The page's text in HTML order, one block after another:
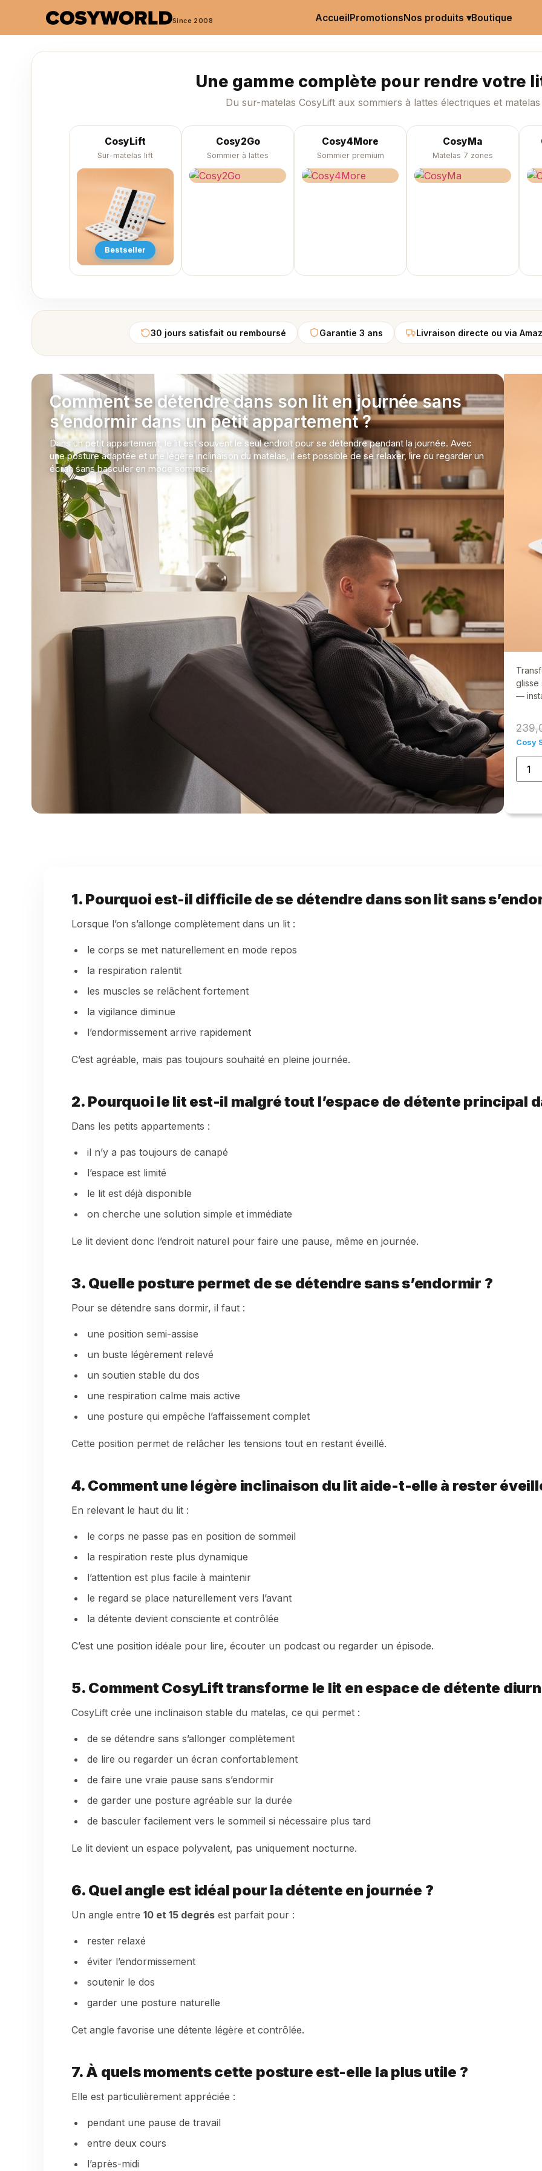
Since 2008 AccueilPromotionsNos produits ▾Boutique
Une gamme complète pour rendre votre
Du sur-matelas CosyLift aux sommiers à lattes électriques et
CosyLift
Sur-matelas lift
Bestseller
Cosy2Go
Sommier à lattes
Cosy4More
Sommier premium
CosyMa
Matelas 7 zones
30 jours satisfait ou remboursé Garantie 3 ans Livraison directe ou via
Comment se détendre dans son lit en journée sans
s’endormir dans un petit appartement ?
Dans un petit appartement, le lit est souvent le seul endroit pour se détendre pendant la journée. Avec
une posture adaptée et une légère inclinaison du matelas, il est possible de se relaxer, lire ou regarder un
écran sans basculer en mode sommeil.
glisse
—
Cosy
1. Pourquoi est-il difficile de se détendre dans son lit sans
Lorsque l’on s’allonge complètement dans un lit :
le corps se met naturellement en mode repos
la respiration ralentit
les muscles se relâchent fortement
la vigilance diminue
l’endormissement arrive rapidement
C’est agréable, mais pas toujours souhaité en pleine journée.
2. Pourquoi le lit est-il malgré tout l’espace de détente principal
Dans les petits appartements :
il n’y a pas toujours de canapé
l’espace est limité
le lit est déjà disponible
on cherche une solution simple et immédiate
Le lit devient donc l’endroit naturel pour faire une pause, même en journée.
3. Quelle posture permet de se détendre sans s’endormir ?
Pour se détendre sans dormir, il faut :
une position semi-assise
un buste légèrement relevé
un soutien stable du dos
une respiration calme mais active
une posture qui empêche l’affaissement complet
Cette position permet de relâcher les tensions tout en restant éveillé.
4. Comment une légère inclinaison du lit aide-t-elle à rester
En relevant le haut du lit :
le corps ne passe pas en position de sommeil
la respiration reste plus dynamique
l’attention est plus facile à maintenir
le regard se place naturellement vers l’avant
la détente devient consciente et contrôlée
C’est une position idéale pour lire, écouter un podcast ou regarder un épisode.
5. Comment CosyLift transforme le lit en espace de détente
CosyLift crée une inclinaison stable du matelas, ce qui permet :
de se détendre sans s’allonger complètement
de lire ou regarder un écran confortablement
de faire une vraie pause sans s’endormir
de garder une posture agréable sur la durée
de basculer facilement vers le sommeil si nécessaire plus tard
Le lit devient un espace polyvalent, pas uniquement nocturne.
6. Quel angle est idéal pour la détente en journée ?
Un angle entre 10 et 15 degrés est parfait pour :
rester relaxé
éviter l’endormissement
soutenir le dos
garder une posture naturelle
Cet angle favorise une détente légère et contrôlée.
7. À quels moments cette posture est-elle la plus utile ?
Elle est particulièrement appréciée :
pendant une pause de travail
entre deux cours
l’après-midi